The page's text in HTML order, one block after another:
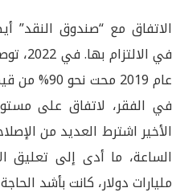
الاتفاق مع “صندوق النقد”
في
عام 2019
في الفقر، لاتفاق على
الأخير اشترط العديد من
مليارات دولار، كانت بأشد